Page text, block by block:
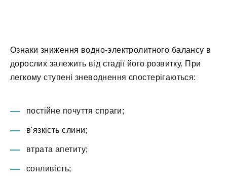
Ознаки зниження водно-электролитного балансу в
дорослих залежить від стадії його розвитку. При
легкому ступені зневоднення спостерігаються:
постійне почуття спраги;
в'язкість слини;
втрата апетиту;
сонливість;